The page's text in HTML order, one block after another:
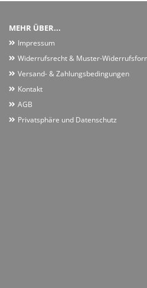
MEHR ÜBER...
Impressum
Widerrufsrecht & Muster-
Versand- & Zahlungsbedingungen
Kontakt
AGB
Privatsphäre und Datenschutz